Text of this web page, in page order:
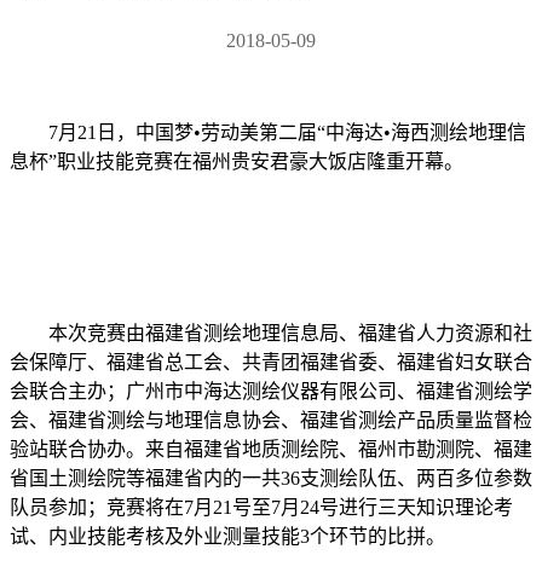
2018-05-09
7月21日，中国梦•劳动美第二届“中海达•海西测绘地理信
息杯”职业技能竞赛在福州贵安君豪大饭店隆重开幕。
本次竞赛由福建省测绘地理信息局、福建省人力资源和社
会保障厅、福建省总工会、共青团福建省委、福建省妇女联合
会联合主办；广州市中海达测绘仪器有限公司、福建省测绘学
会、福建省测绘与地理信息协会、福建省测绘产品质量监督检
验站联合协办。来自福建省地质测绘院、福州市勘测院、福建
省国土测绘院等福建省内的一共36支测绘队伍、两百多位参数
队员参加；竞赛将在7月21号至7月24号进行三天知识理论考
试、内业技能考核及外业测量技能3个环节的比拼。